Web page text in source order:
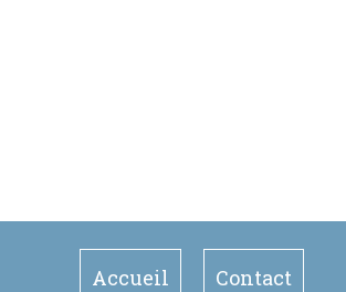
Accueil Contact